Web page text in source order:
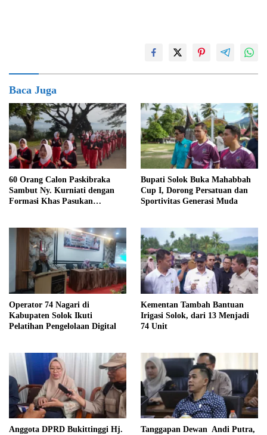
Baca Juga
60 Orang Calon Paskibraka
Sambut Ny. Kurniati dengan
Formasi Khas Pasukan
Sehat
Bupati Solok Buka Mahabbah
Cup I, Dorong Persatuan dan
Sportivitas Generasi Muda
Operator 74 Nagari di
Kabupaten Solok Ikuti
Pelatihan Pengelolaan Digital
Kementan Tambah Bantuan
Irigasi Solok, dari 13 Menjadi
74 Unit
Anggota DPRD Bukittinggi Hj.
Tanggapan Dewan Andi Putra,